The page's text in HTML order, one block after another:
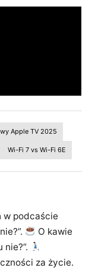
Apple TV 2025
Wi-Fi 7 vs Wi-Fi 6E
w podcaście
O kawie
za życie.